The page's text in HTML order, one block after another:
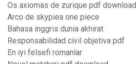
Os axiomas de zurique pdf download
Arco de skypiea one piece
Bahasa inggris dunia akhirat
Responsabilidad civil objetiva pdf
En iyi felsefi romanlar